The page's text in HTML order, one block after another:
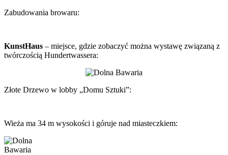
Zabudowania browaru:
KunstHaus – miejsce, gdzie zobaczyć można wystawę związaną z
twórczością Hundertwassera:
Złote Drzewo w lobby „Domu Sztuki”:
Wieża ma 34 m wysokości i góruje nad miasteczkiem: